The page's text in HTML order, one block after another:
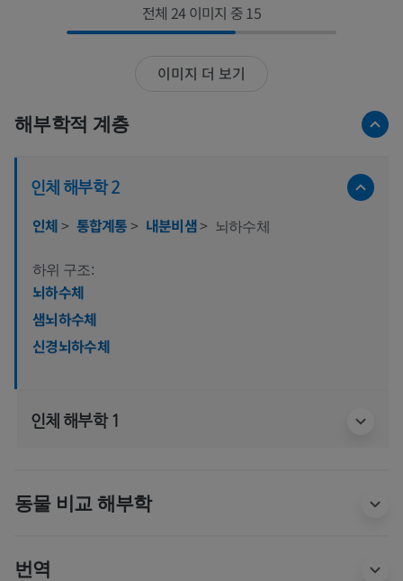
전체 24 이미지 중 15
이미지 더 보기
해부학적 계층
인체 해부학 2
인체> 통합계통> 내분비샘> 뇌하수체
하위 구조:
뇌하수체
샘뇌하수체
신경뇌하수체
인체 해부학 1
동물 비교 해부학
번역